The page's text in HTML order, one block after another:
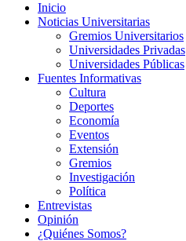
Inicio
Noticias Universitarias
Gremios Universitarios
Universidades Privadas
Universidades Públicas
Fuentes Informativas
Cultura
Deportes
Economía
Eventos
Extensión
Gremios
Investigación
Política
Entrevistas
Opinión
¿Quiénes Somos?